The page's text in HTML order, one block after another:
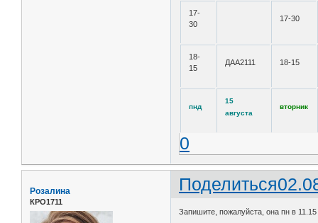
17-
30
17-30
18-
15
ДАА2111 18-15
пнд
15
августа
вторник
0
Поделиться
Розалина
КРО1711
Запишите, пожалуйста, она пн в 11.15